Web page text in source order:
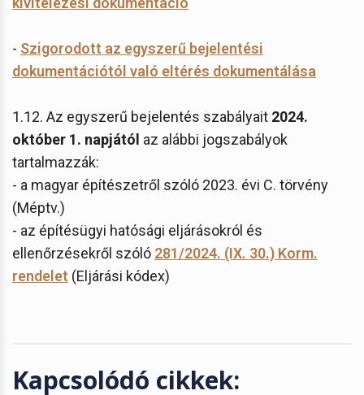
- Szigorodott az egyszerű bejelentési
dokumentációtól való eltérés dokumentálása
1.12. Az egyszerű bejelentés szabályait 2024.
október 1. napjától az alábbi jogszabályok
tartalmazzák:
- a magyar építészetről szóló 2023. évi C. törvény
(Méptv.)
- az építésügyi hatósági eljárásokról és
ellenőrzésekről szóló 281/2024. (IX. 30.) Korm.
rendelet (Eljárási kódex)
Kapcsolódó cikkek: